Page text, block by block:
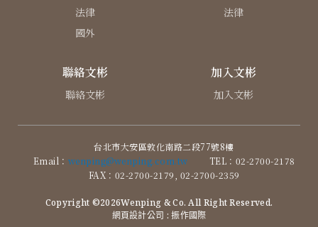
法律
國外
法律
聯絡文彬
聯絡文彬
加入文彬
加入文彬
台北市大安區敦化南路二段77號8樓
Email： wenping@wenping.com.tw
TEL：02-2700-2178
FAX：02-2700-2179, 02-2700-2359
Copyright ©2026Wenping & Co. All Right Reserved.
網頁設計公司 : 振作國際